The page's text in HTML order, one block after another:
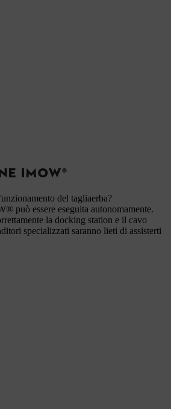
IMOW®
del tagliaerba?
può essere eseguita autonomamente.
la docking station e il cavo
specializzati saranno lieti di assisterti